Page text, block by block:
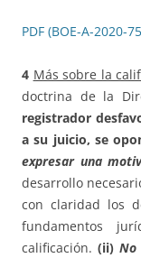
PDF (BOE-A-2020-
4 Más sobre la
doctrina de la
registrador
a su juicio, se
expresar una
desarrollo
con claridad los
fundamentos
calificación. (ii) No